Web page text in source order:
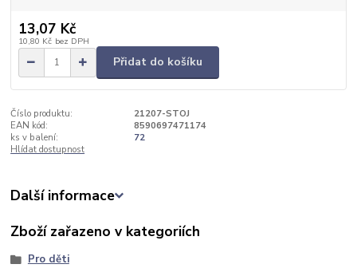
13,07 Kč
10,80 Kč bez DPH
Přidat do košíku
Číslo produktu:
21207-STOJ
EAN kód:
8590697471174
ks v balení:
72
Hlídat dostupnost
Další informace
Zboží zařazeno v kategoriích
Pro děti